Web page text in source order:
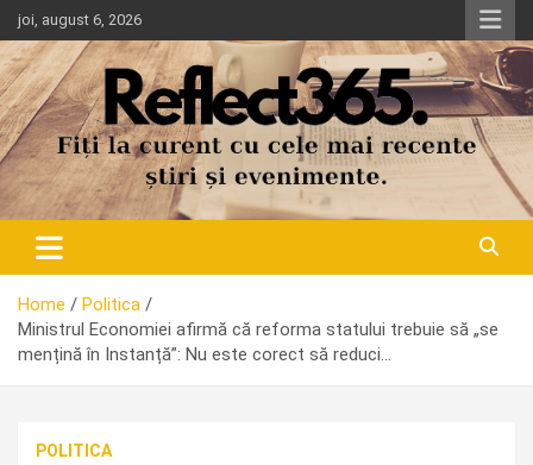
Skip
to
content
joi, august 6, 2026
Home
Politica
Ministrul Economiei afirmă că reforma statului trebuie să „se
mențină în Instanță”: Nu este corect să reduci…
POLITICA